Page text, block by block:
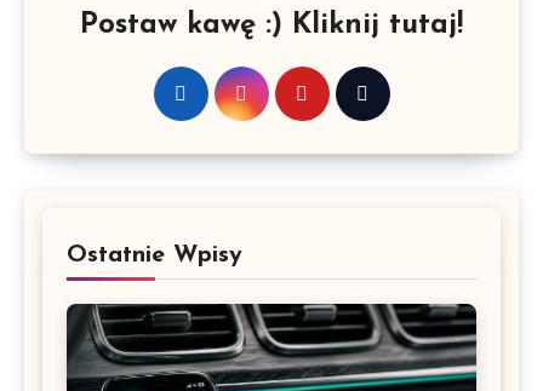
Postaw kawę :) Kliknij tutaj!
Ostatnie Wpisy